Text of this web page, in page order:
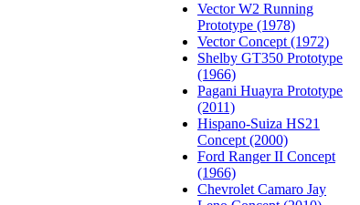
Vector W2 Running
Prototype (1978)
Vector Concept (1972)
Shelby GT350 Prototype
(1966)
Pagani Huayra Prototype
(2011)
Hispano-Suiza HS21
Concept (2000)
Ford Ranger II Concept
(1966)
Chevrolet Camaro Jay